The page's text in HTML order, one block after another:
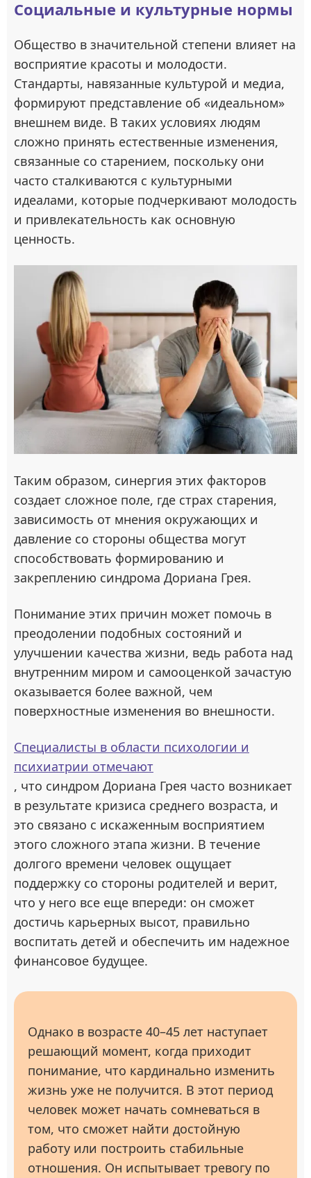
Социальные и культурные нормы
Общество в значительной степени влияет на
восприятие красоты и молодости.
Стандарты, навязанные культурой и медиа,
формируют представление об «идеальном»
внешнем виде. В таких условиях людям
сложно принять естественные изменения,
связанные со старением, поскольку они
часто сталкиваются с культурными
идеалами, которые подчеркивают молодость
и привлекательность как основную
ценность.
Таким образом, синергия этих факторов
создает сложное поле, где страх старения,
зависимость от мнения окружающих и
давление со стороны общества могут
способствовать формированию и
закреплению синдрома Дориана Грея.
Понимание этих причин может помочь в
преодолении подобных состояний и
улучшении качества жизни, ведь работа над
внутренним миром и самооценкой зачастую
оказывается более важной, чем
поверхностные изменения во внешности.
Специалисты в области психологии и
психиатрии отмечают
, что синдром Дориана Грея часто возникает
в результате кризиса среднего возраста, и
это связано с искаженным восприятием
этого сложного этапа жизни. В течение
долгого времени человек ощущает
поддержку со стороны родителей и верит,
что у него все еще впереди: он сможет
достичь карьерных высот, правильно
воспитать детей и обеспечить им надежное
финансовое будущее.
Однако в возрасте 40–45 лет наступает
решающий момент, когда приходит
понимание, что кардинально изменить
жизнь уже не получится. В этот период
человек может начать сомневаться в
том, что сможет найти достойную
работу или построить стабильные
отношения. Он испытывает тревогу по